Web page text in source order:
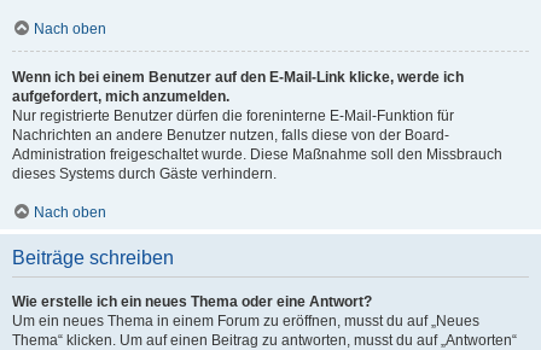
Nach oben
Wenn ich bei einem Benutzer auf den E-Mail-Link klicke, werde ich
aufgefordert, mich anzumelden.
Nur registrierte Benutzer dürfen die foreninterne E-Mail-Funktion für
Nachrichten an andere Benutzer nutzen, falls diese von der Board-
Administration freigeschaltet wurde. Diese Maßnahme soll den Missbrauch
dieses Systems durch Gäste verhindern.
Nach oben
Beiträge schreiben
Wie erstelle ich ein neues Thema oder eine Antwort?
Um ein neues Thema in einem Forum zu eröffnen, musst du auf „Neues
Thema“ klicken. Um auf einen Beitrag zu antworten, musst du auf „Antworten“